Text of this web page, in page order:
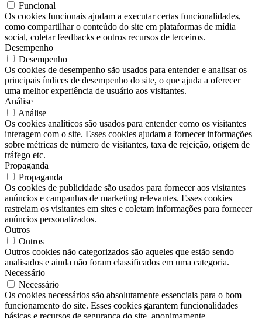
Funcional
Os cookies funcionais ajudam a executar certas funcionalidades,
como compartilhar o conteúdo do site em plataformas de mídia
social, coletar feedbacks e outros recursos de terceiros.
Desempenho
Desempenho
Os cookies de desempenho são usados ​​para entender e analisar os
principais índices de desempenho do site, o que ajuda a oferecer
uma melhor experiência de usuário aos visitantes.
Análise
Análise
Os cookies analíticos são usados ​​para entender como os visitantes
interagem com o site. Esses cookies ajudam a fornecer informações
sobre métricas de número de visitantes, taxa de rejeição, origem de
tráfego etc.
Propaganda
Propaganda
Os cookies de publicidade são usados ​​para fornecer aos visitantes
anúncios e campanhas de marketing relevantes. Esses cookies
rastreiam os visitantes em sites e coletam informações para fornecer
anúncios personalizados.
Outros
Outros
Outros cookies não categorizados são aqueles que estão sendo
analisados ​​e ainda não foram classificados em uma categoria.
Necessário
Necessário
Os cookies necessários são absolutamente essenciais para o bom
funcionamento do site. Esses cookies garantem funcionalidades